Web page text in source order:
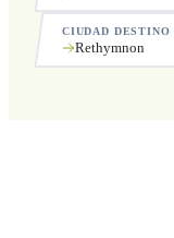
CIUDAD DESTINO
Rethymnon